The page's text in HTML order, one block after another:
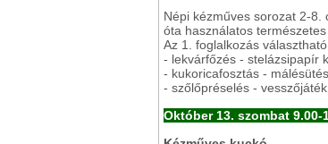
Népi kézműves sorozat 2-
óta használatos
Az 1. foglalkozás
- lekvárfőzés - stelázsipapír
- kukoricafosztás -
- szőlőpréselés - vesszőjáték
Október 13. szombat 9.00-